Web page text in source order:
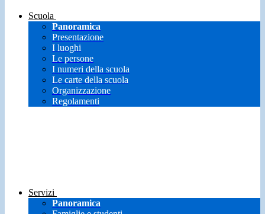
Scuola
Panoramica
Presentazione
I luoghi
Le persone
I numeri della scuola
Le carte della scuola
Organizzazione
Regolamenti
Servizi
Panoramica